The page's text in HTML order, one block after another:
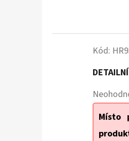
Kód:
Průměrné
hodnocení
produktu
Místo